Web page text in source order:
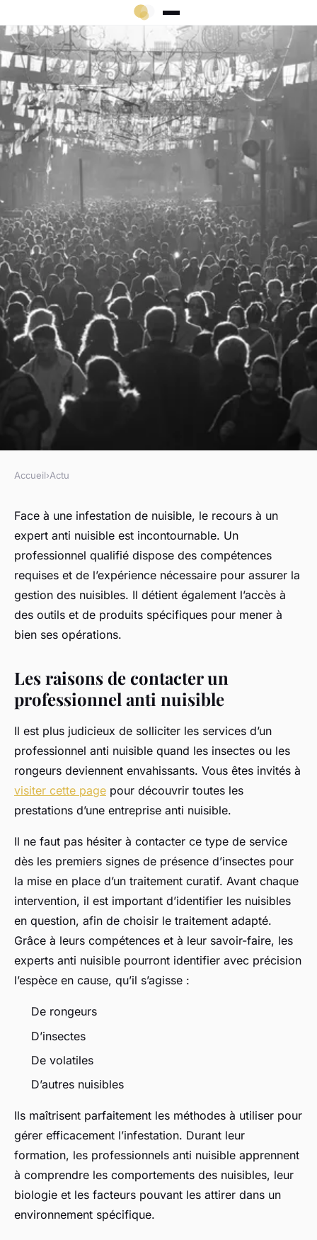
Dans quelle situation faire
intervenir un expert anti
nuisible ?
Noé•15 juillet 2024•4 min de lecture
Accueil›Actu
Face à une infestation de nuisible, le recours à un
expert anti nuisible est incontournable. Un
professionnel qualifié dispose des compétences
requises et de l’expérience nécessaire pour assurer la
gestion des nuisibles. Il détient également l’accès à
des outils et de produits spécifiques pour mener à
bien ses opérations.
Les raisons de contacter un
professionnel anti nuisible
Il est plus judicieux de solliciter les services d’un
professionnel anti nuisible quand les insectes ou les
rongeurs deviennent envahissants. Vous êtes invités à
visiter cette page pour découvrir toutes les
prestations d’une entreprise anti nuisible.
Il ne faut pas hésiter à contacter ce type de service
dès les premiers signes de présence d’insectes pour
la mise en place d’un traitement curatif. Avant chaque
intervention, il est important d’identifier les nuisibles
en question, afin de choisir le traitement adapté.
Grâce à leurs compétences et à leur savoir-faire, les
experts anti nuisible pourront identifier avec précision
l’espèce en cause, qu’il s’agisse :
De rongeurs
D’insectes
De volatiles
D’autres nuisibles
Ils maîtrisent parfaitement les méthodes à utiliser pour
gérer efficacement l’infestation. Durant leur
formation, les professionnels anti nuisible apprennent
à comprendre les comportements des nuisibles, leur
biologie et les facteurs pouvant les attirer dans un
environnement spécifique.